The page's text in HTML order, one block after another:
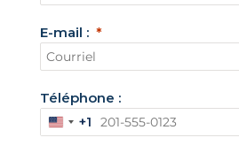
E-mail :
Téléphone :
É
+1